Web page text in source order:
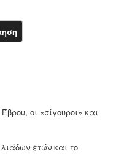
οι «σίγουροι» και
ετών και το